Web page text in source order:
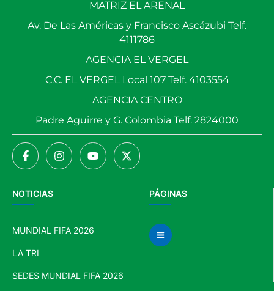
PÁGINAS
NOTICIAS
MUNDIAL FIFA 2026
LA TRI
SEDES MUNDIAL FIFA 2026
MATRIZ EL ARENAL
Av. De Las Américas y Francisco Ascázubi Telf.
4111786
AGENCIA EL VERGEL
C.C. EL VERGEL Local 107 Telf. 4103554
AGENCIA CENTRO
Padre Aguirre y G. Colombia Telf. 2824000